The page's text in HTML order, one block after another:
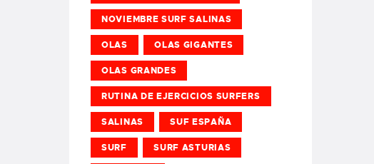
NOVIEMBRE SURF SALINAS
OLAS OLAS GIGANTES
OLAS GRANDES
RUTINA DE EJERCICIOS SURFERS
SALINAS SUF ESPAÑA
SURF SURF ASTURIAS